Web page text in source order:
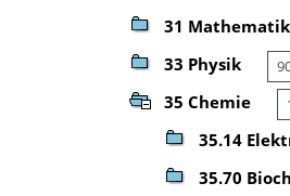
31 Mathematik
33 Physik
35 Chemie
35.14
35.70